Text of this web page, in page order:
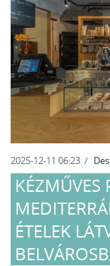
2025-12-11 06:23
KÉZMŰVES
ÉTELEK